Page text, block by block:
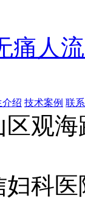
痛人
介绍 技术案例 联
区观
妇科